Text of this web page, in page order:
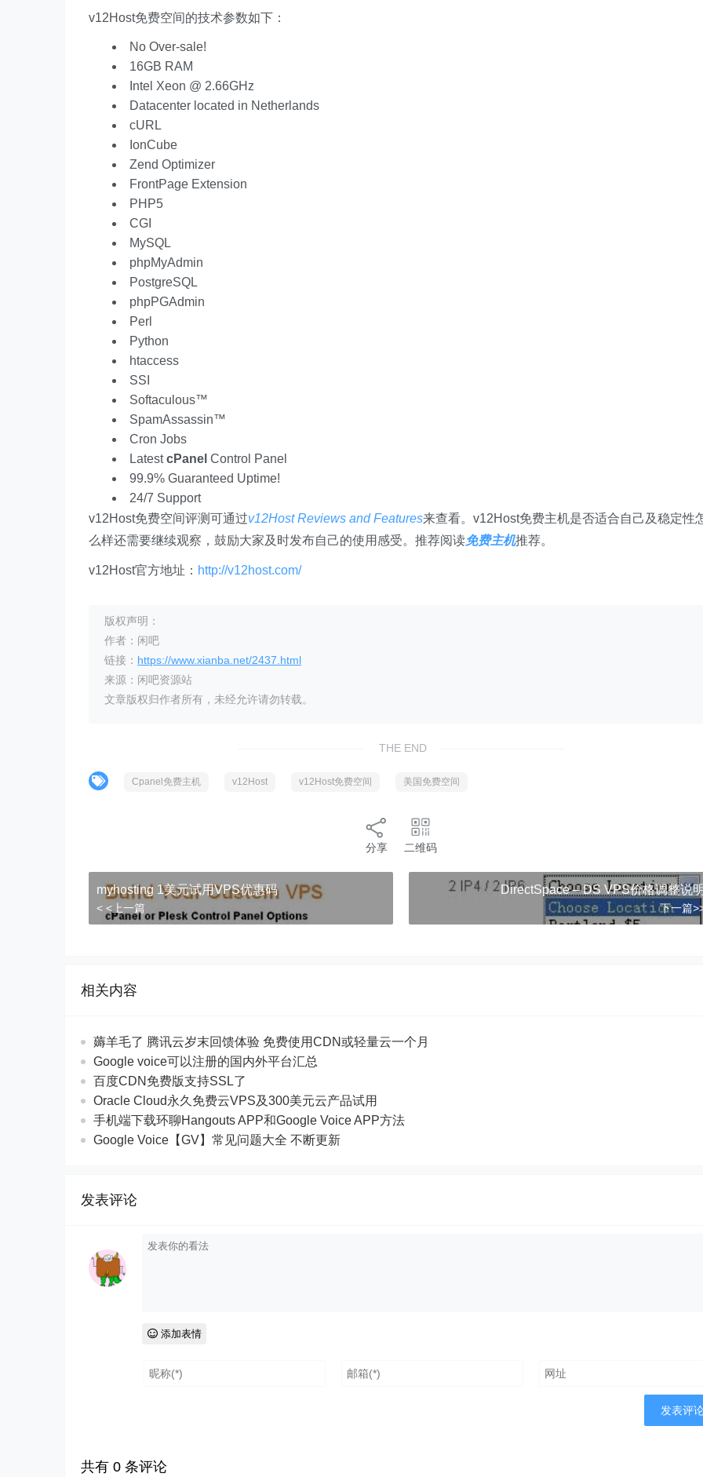
v12Host免费空间的技术参数如下：
No Over-sale!
16GB RAM
Intel Xeon @ 2.66GHz
Datacenter located in Netherlands
cURL
IonCube
Zend Optimizer
FrontPage Extension
PHP5
CGI
MySQL
phpMyAdmin
PostgreSQL
phpPGAdmin
Perl
Python
htaccess
SSI
Softaculous™
SpamAssassin™
Cron Jobs
LatestcPanel Control Panel
99.9% Guaranteed Uptime!
24/7 Support
v12Host免费空间评测可通过v12Host Reviews and Features来查看。v12Host免费主机是否适合自己及稳定性
么样还需要继续观察，鼓励大家及时发布自己的使用感受。推荐阅读免费主机推荐。
v12Host官方地址： http://v12host.com/
版权声明：
作者：闲吧
链接： https://www.xianba.net/2437.html
来源：闲吧资源站
文章版权归作者所有，未经允许请勿转载。
THE END
Cpanel免费主机 v12Host v12Host免费空间 美国免费空间
分享 二维码
myhosting 1美元试用VPS优惠码
< <上一篇
DirectSpace – DS VPS价格调整说
下一篇
相关内容
薅羊毛了 腾讯云岁末回馈体验 免费使用CDN或轻量云一个月
Google voice可以注册的国内外平台汇总
百度CDN免费版支持SSL了
Oracle Cloud永久免费云VPS及300美元云产品试用
手机端下载环聊Hangouts APP和Google Voice APP方法
Google Voice【GV】常见问题大全 不断更新
发表评论
添加表情
共有 0 条评论